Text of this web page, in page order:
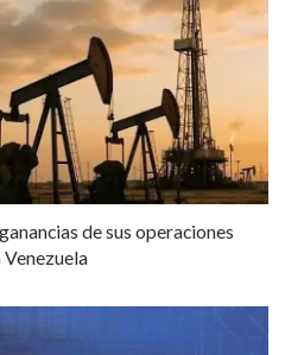
de sus operaciones